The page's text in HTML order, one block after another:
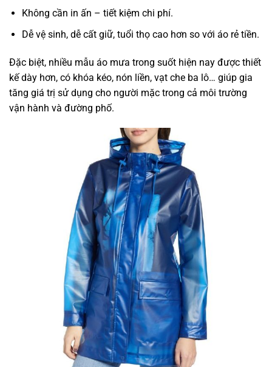
Không cần in ấn – tiết kiệm chi phí.
Dễ vệ sinh, dễ cất giữ, tuổi thọ cao hơn so với áo rẻ tiền.
Đặc biệt, nhiều mẫu áo mưa trong suốt hiện nay được thiết
kế dày hơn, có khóa kéo, nón liền, vạt che ba lô… giúp gia
tăng giá trị sử dụng cho người mặc trong cả môi trường
vận hành và đường phố.